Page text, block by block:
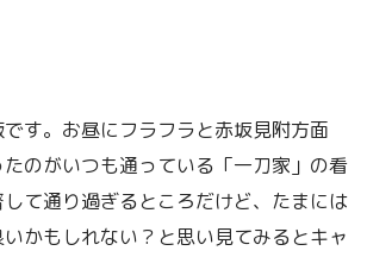
す。お昼にフラフラと赤坂見附方面
のがいつも通っている「一刀家」の看
て通り過ぎるところだけど、たまには
かもしれない？と思い見てみるとキャ